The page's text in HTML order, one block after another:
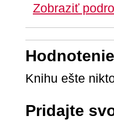
Zobraziť
Knihu ešte
Pridajte